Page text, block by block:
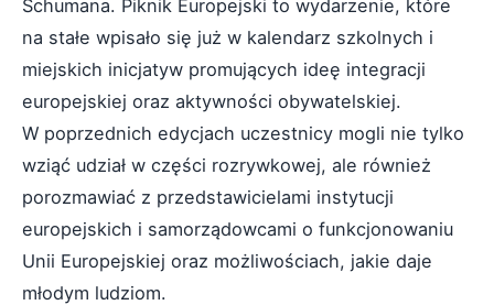
Schumana. Piknik Europejski to wydarzenie, które
na stałe wpisało się już w kalendarz szkolnych i
miejskich inicjatyw promujących ideę integracji
europejskiej oraz aktywności obywatelskiej.
W poprzednich edycjach uczestnicy mogli nie tylko
wziąć udział w części rozrywkowej, ale również
porozmawiać z przedstawicielami instytucji
europejskich i samorządowcami o funkcjonowaniu
Unii Europejskiej oraz możliwościach, jakie daje
młodym ludziom.